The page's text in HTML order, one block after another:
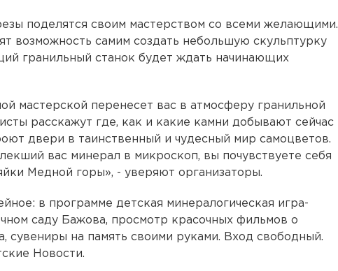
поделятся своим мастерством со всеми желающими.
возможность самим создать небольшую скульптурку
гранильный станок будет ждать начинающих
мастерской перенесет вас в атмосферу гранильной
расскажут где, как и какие камни добывают сейчас
двери в таинственный и чудесный мир самоцветов.
вас минерал в микроскоп, вы почувствуете себя
Медной горы», - уверяют организаторы.
в программе детская минералогическая игра-
саду Бажова, просмотр красочных фильмов о
сувениры на память своими руками. Вход свободный.
Новости.